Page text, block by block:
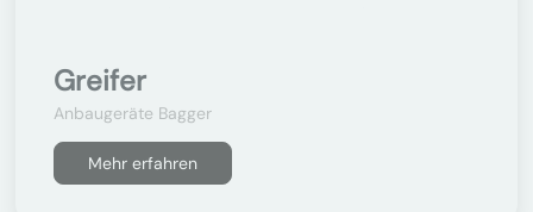
Greifer
Anbaugeräte Bagger
Mehr erfahren